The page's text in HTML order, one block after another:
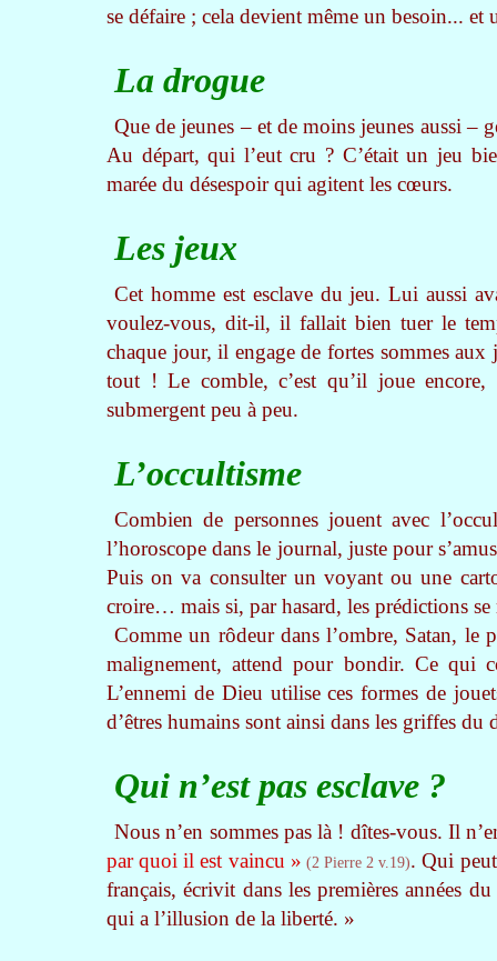
se défaire ; cela devient même un besoin... et
La drogue
Que de jeunes – et de moins jeunes aussi –
Au départ, qui l’eut cru ? C’était un jeu
marée du désespoir qui agitent les cœurs.
Les jeux
Cet homme est esclave du jeu. Lui aussi
voulez-vous, dit-il, il fallait bien tuer le
chaque jour, il engage de fortes sommes
tout ! Le comble, c’est qu’il joue
submergent peu à peu.
L’occultisme
Combien de personnes jouent avec
l’horoscope dans le journal, juste pour
Puis on va consulter un voyant ou une
croire… mais si, par hasard, les prédictions
Comme un rôdeur dans l’ombre, Satan, le
malignement, attend pour bondir. Ce qui
L’ennemi de Dieu utilise ces formes de
d’êtres humains sont ainsi dans les griffes du
Qui n’est pas esclave ?
Nous n’en sommes pas là ! dîtes-vous. Il
par quoi il est vaincu » (2 Pierre 2 v.19). Qui
français, écrivit dans les premières années
qui a l’illusion de la liberté. »